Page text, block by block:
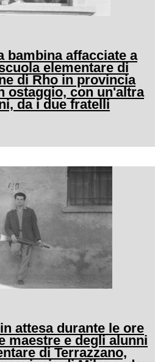
bambina affacciate a
elementare di
di Rho in provincia
ostaggio, con un'altra
da i due fratelli
attesa durante le ore
maestre e degli alunni
di Terrazzano,